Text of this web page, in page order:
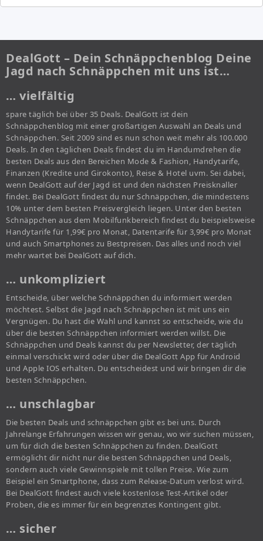
DealGott – Dein Schnäppchenblog Deine
Jagd nach Schnäppchen mit uns ist…
… vielfältig
spare täglich bei über 35 Deals. DealGott ist dein
Schnäppchenblog mit einer großartigen Auswahl an Deals und
Schnäppchen. Seit 2009 sind es nun schon weit mehr als 100.000
Deals. In den täglichen Deals findest du im Handumdrehen die
besten Deals aus den Bereichen Mode & Fashion, Handytarife,
Finanzen (Kredite und Girokonto), Reise & Hotel uvm. Sei dabei,
wenn DealGott auf der Jagd ist und den nächsten Preisknaller
findet. Bei DealGott findest du nur Schnäppchen, die mindestens
10% unter dem besten Preisvergleich liegen. Unter den besten
Schnäppchen aus dem Mobilfunkbereich findest du beispielsweise
Handytarife für 1,99€ pro Monat, Datentarife für 3,99€ pro Monat
und auch Smartphones zu Bestpreisen. Das alles und noch viel
mehr wartet bei DealGott auf dich.
… unkompliziert
Entscheide, über welche Schnäppchen du informiert werden
möchtest. Selbst die Jagd nach Schnäppchen ist mit uns ein
Vergnügen. Du hast die Wahl und kannst so entscheide, wie du
über die besten Schnäppchen informiert werden willst. Die
Schnäppchen und Deals kannst du per Newsletter, der täglich
einmal verschickt wird oder über die DealGott App für Android
und Apple IOS erhalten. Du entscheidest und wir bringen dir die
besten Schnäppchen.
… unschlagbar
Die besten Deals und schnäppchen gibt es bei uns. Durch
Jahrelange Erfahrungen wissen wir genau, wo wir suchen müssen,
um für dich die besten Schnäppchen zu finden. DealGott
ermöglicht dir nicht nur die besten Schnäppchen und Deals,
sondern auch viele Gewinnspiele mit tollen Preise. Wie zum
Beispiel ein Smartphone, dass zum Release-Datum verlost wird.
Bei DealGott findest auch viele kostenlose Test-Artikel oder
Proben, die es immer für ein begrenztes Kontingent gibt.
… sicher